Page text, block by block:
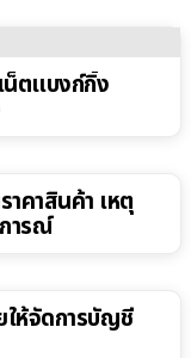
น็ตแบงก์กิ้ง
คาสินค้า เหตุ
ารณ์
ให้จัดการบัญชี